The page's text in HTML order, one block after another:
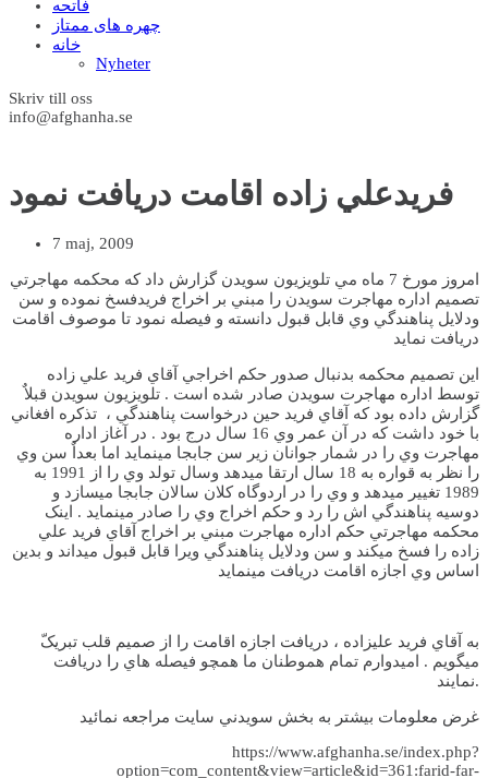
فاتحه
چهره های ممتاز
خانه
Nyheter
Skriv till oss
info@afghanha.se
فريدعلي زاده اقامت دريافت نمود
7 maj, 2009
امروز مورخ 7 ماه مي تلويزيون سويدن گزارش داد که محکمه مهاجرتي
تصميم اداره مهاجرت سويدن را مبني بر اخراج فريدفسخ نموده و سن
ودلايل پناهندگي وي قابل قبول دانسته و فيصله نمود تا موصوف اقامت
دريافت نمايد
اين تصميم محکمه بدنبال صدور حکم اخراجي آقاي فريد علي زاده
توسط اداره مهاجرت سويدن صادر شده است . تلويزيون سويدن قبلاٌ
گزارش داده بود که آقاي فريد حين درخواست پناهندگي ، تذکره افغاني
با خود داشت که در آن عمر وي 16 سال درج بود . در آغاز اداره
مهاجرت وي را در شمار جوانان زير سن جابجا مينمايد اما بعداٌ سن وي
را نظر به قواره به 18 سال ارتقا ميدهد وسال تولد وي را از 1991 به
1989 تغيير ميدهد و وي را در اردوگاه کلان سالان جابجا ميسازد و
دوسيه پناهندگي اش را رد و حکم اخراج وي را صادر مينمايد . اينک
محکمه مهاجرتي حکم اداره مهاجرت مبني بر اخراج آقاي فريد علي
زاده را فسخ ميکند و سن ودلايل پناهندگي ويرا قابل قبول ميداند و بدين
اساس وي اجازه اقامت دريافت مينمايد
ميگويم . اميدوارم تمام هموطنان ما همچو فيصله هاي را دريافت
نمايند.
غرض معلومات بيشتر به بخش سويدني سايت مراجعه نمائيد
https://www.afghanha.se/index.php?
option=com_content&view=article&id=361:farid-far-